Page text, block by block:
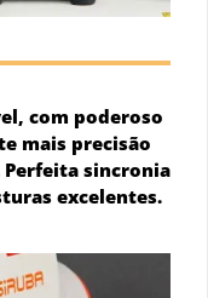
com poderoso
mais precisão
Perfeita sincronia
excelentes.